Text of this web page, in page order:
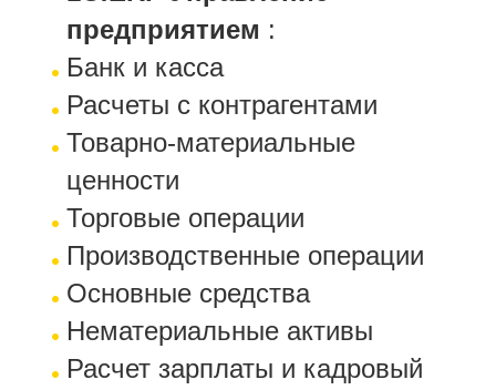
предприятием :
Банк и касса
Расчеты с контрагентами
Товарно-материальные
ценности
Торговые операции
Производственные операции
Основные средства
Нематериальные активы
Расчет зарплаты и кадровый